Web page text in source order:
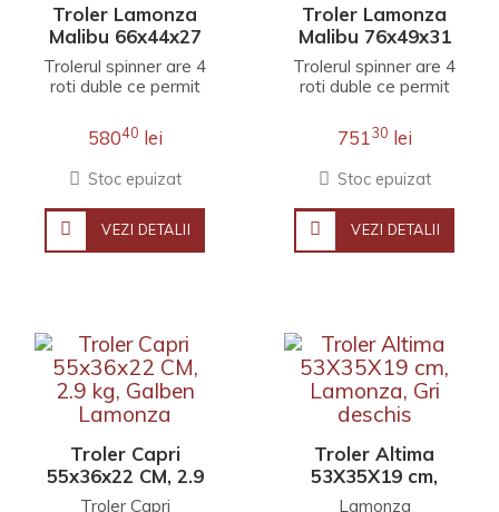
Troler Lamonza
Malibu 66x44x27
cm Albastru
Trolerul spinner are 4
roti duble ce permit
directie fara a fi
nevoie de inclina..
58040 lei
Stoc epuizat
VEZI DETALII
Troler Lamonza
Malibu 76x49x31
cm Albastru
Trolerul spinner are 4
roti duble ce permit
directie fara a fi
nevoie de inclina..
75130 lei
Stoc epuizat
VEZI DETALII
Troler Capri
55x36x22 CM, 2.9
kg, Galben
Troler Capri
Troler Altima
53X35X19 cm,
Lamonza, Gri
Lamonza